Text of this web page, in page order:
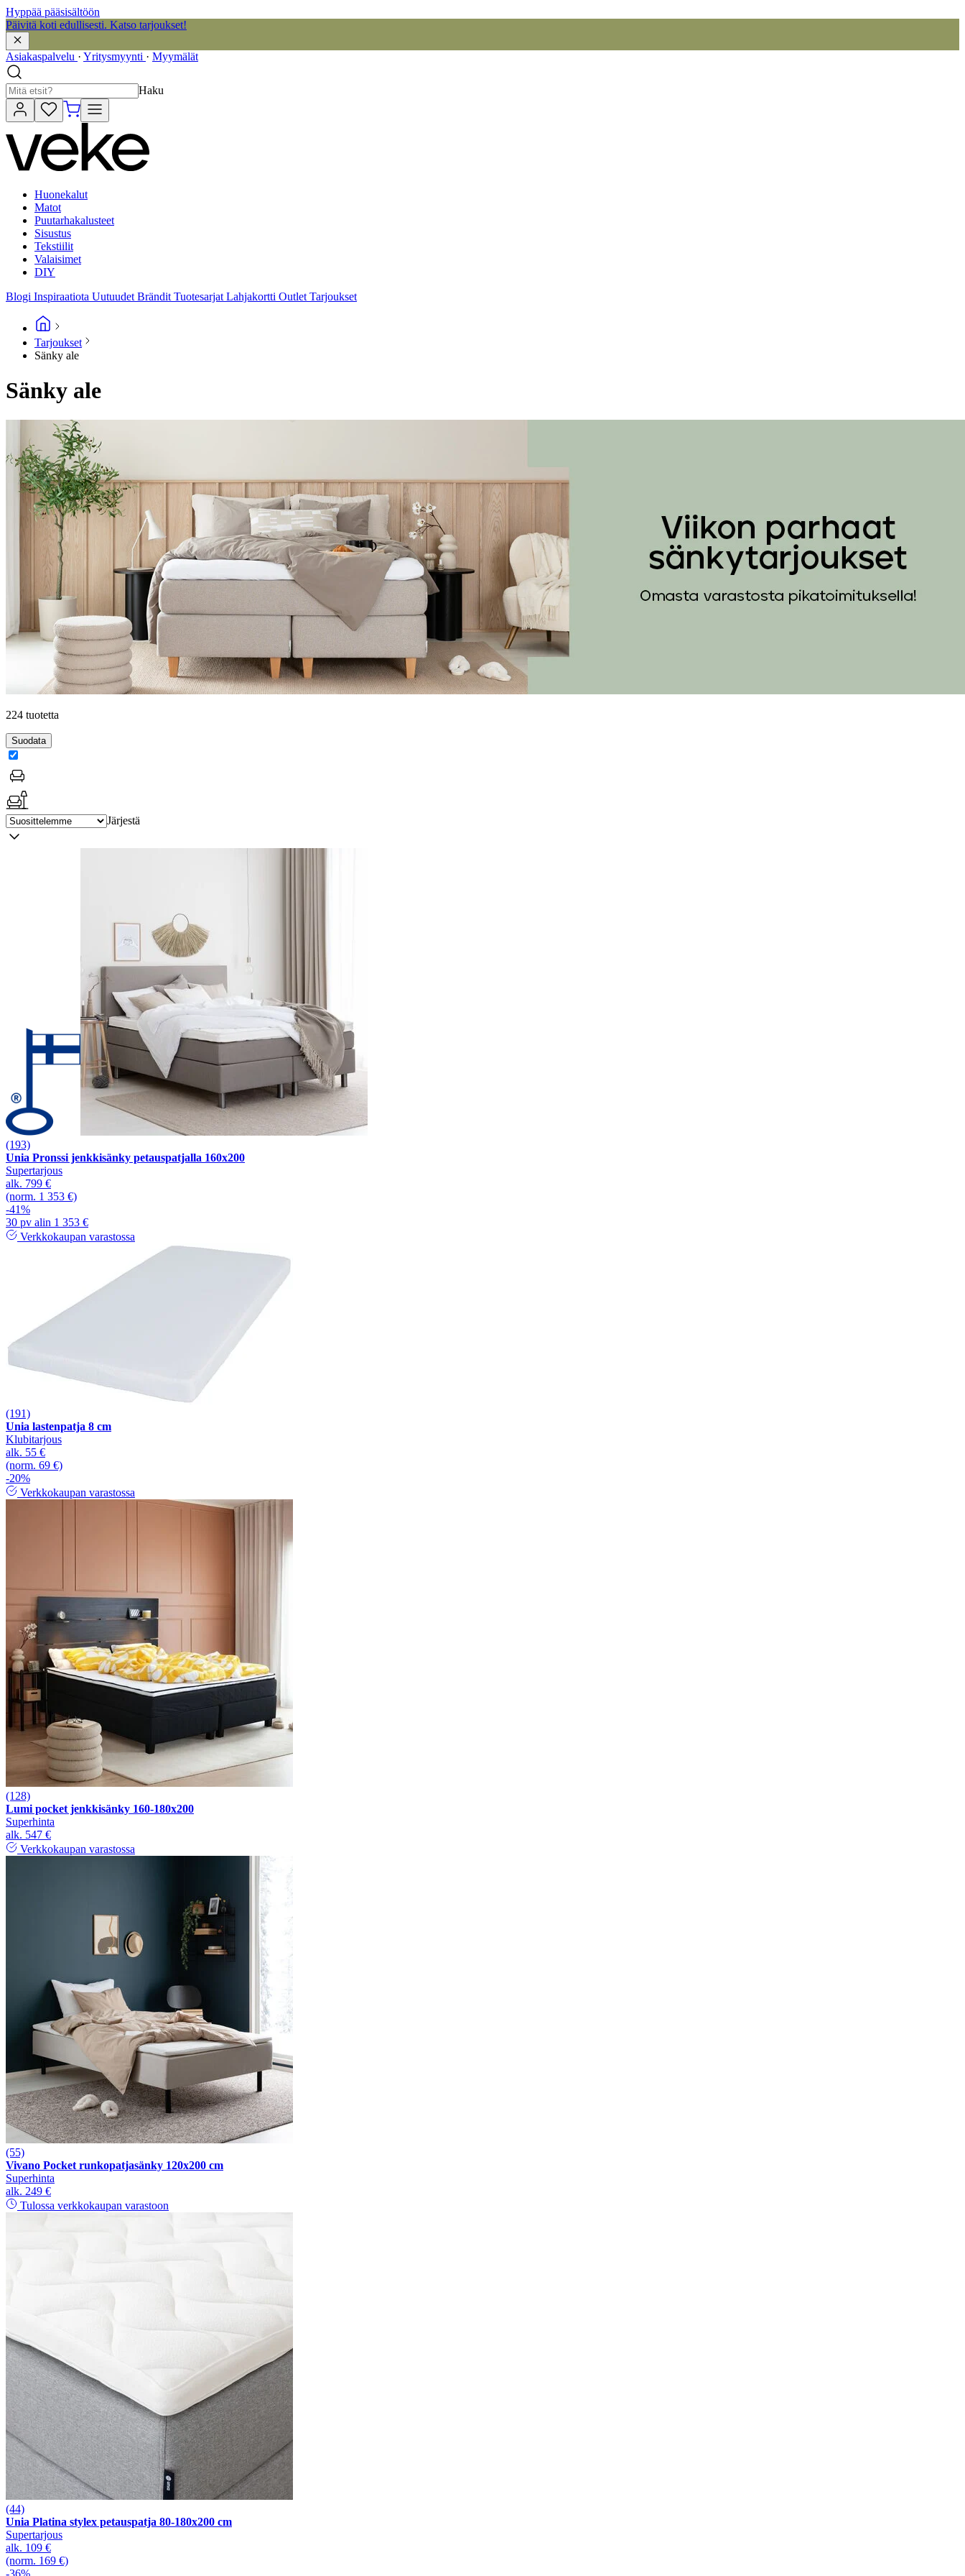
Hyppää pääsisältöön
Päivitä koti edullisesti. Katso tarjoukset!
Asiakaspalvelu · Yritysmyynti · Myymälät
Haku
Huonekalut
Matot
Puutarhakalusteet
Sisustus
Tekstiilit
Valaisimet
DIY
Blogi Inspiraatiota Uutuudet Brändit Tuotesarjat Lahjakortti Outlet Tarjoukset
Tarjoukset
Sänky ale
Sänky ale
224 tuotetta
Suodata
Järjestä
(193)
Unia Pronssi jenkkisänky petauspatjalla 160x200
Supertarjous
alk. 799 €
(norm. 1 353 €)
-41%
30 pv alin 1 353 €
Verkkokaupan varastossa
(191)
Unia lastenpatja 8 cm
Klubitarjous
alk. 55 €
(norm. 69 €)
-20%
Verkkokaupan varastossa
(128)
Lumi pocket jenkkisänky 160-180x200
Superhinta
alk. 547 €
Verkkokaupan varastossa
(55)
Vivano Pocket runkopatjasänky 120x200 cm
Superhinta
alk. 249 €
Tulossa verkkokaupan varastoon
(44)
Unia Platina stylex petauspatja 80-180x200 cm
Supertarjous
alk. 109 €
(norm. 169 €)
-36%